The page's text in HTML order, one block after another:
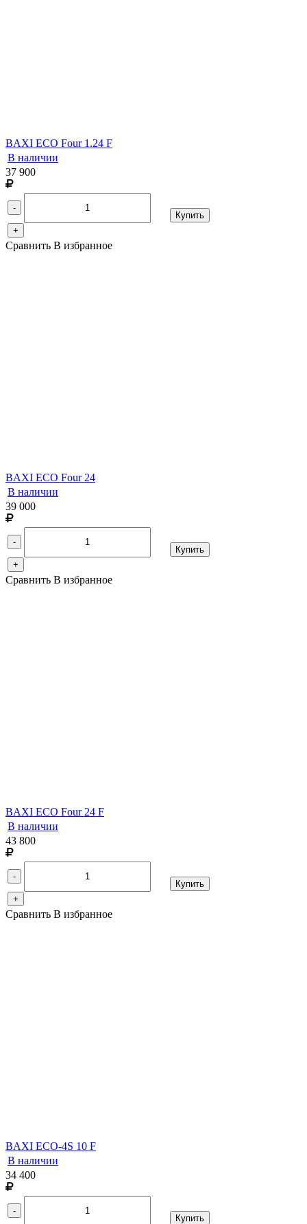
BAXI ECO Four 1.24 F
В наличии
37 900
-
+
Купить
Сравнить В избранное
BAXI ECO Four 24
В наличии
39 000
-
+
Купить
Сравнить В избранное
BAXI ECO Four 24 F
В наличии
43 800
-
+
Купить
Сравнить В избранное
BAXI ECO-4S 10 F
В наличии
34 400
-
Купить